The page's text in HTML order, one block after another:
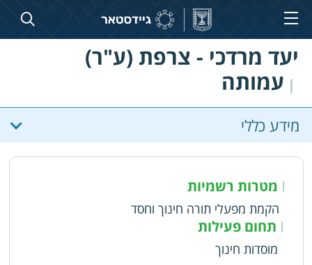
יעד מרדכי - צרפת (ע"ר)
| עמותה
מידע כללי
| מטרות רשמיות
הקמת מפעלי תורה חינוך וחסד
| תחום פעילות
מוסדות חינוך